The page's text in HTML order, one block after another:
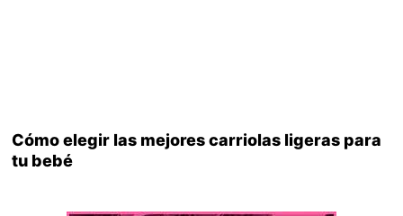
Cómo elegir las mejores carriolas ligeras para
tu bebé